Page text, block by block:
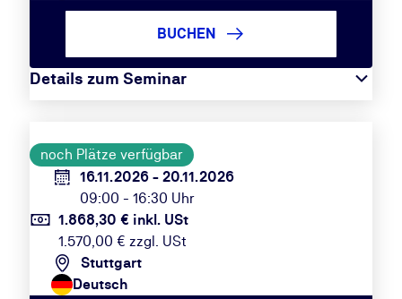
Details zum Seminar
BUCHEN
noch Plätze verfügbar
16.11.2026 - 20.11.2026
09:00 - 16:30 Uhr
1.868,30 € inkl. USt
1.570,00 € zzgl. USt
Stuttgart
Deutsch